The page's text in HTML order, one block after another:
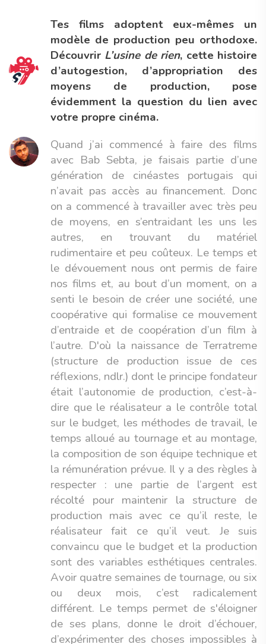
Tes films adoptent eux-mêmes un
modèle de production peu orthodoxe.
Découvrir L’usine de rien, cette histoire
d’autogestion, d’appropriation des
moyens de production, pose
évidemment la question du lien avec
votre propre cinéma.
Quand j’ai commencé à faire des films
avec Bab Sebta, je faisais partie d’une
génération de cinéastes portugais qui
n’avait pas accès au financement. Donc
on a commencé à travailler avec très peu
de moyens, en s’entraidant les uns les
autres, en trouvant du matériel
rudimentaire et peu coûteux. Le temps et
le dévouement nous ont permis de faire
nos films et, au bout d’un moment, on a
senti le besoin de créer une société, une
coopérative qui formalise ce mouvement
d’entraide et de coopération d’un film à
l’autre. D'où la naissance de Terratreme
(structure de production issue de ces
réflexions, ndlr.) dont le principe fondateur
était l’autonomie de production, c’est-à-
dire que le réalisateur a le contrôle total
sur le budget, les méthodes de travail, le
temps alloué au tournage et au montage,
la composition de son équipe technique et
la rémunération prévue. Il y a des règles à
respecter : une partie de l’argent est
récolté pour maintenir la structure de
production mais avec ce qu’il reste, le
réalisateur fait ce qu’il veut. Je suis
convaincu que le budget et la production
sont des variables esthétiques centrales.
Avoir quatre semaines de tournage, ou six
ou deux mois, c’est radicalement
différent. Le temps permet de s'éloigner
de ses plans, donne le droit d’échouer,
d’expérimenter des choses impossibles à